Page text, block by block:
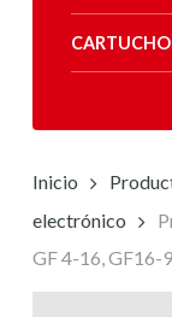
Inicio
electrónico
GF 4-16, GF16-